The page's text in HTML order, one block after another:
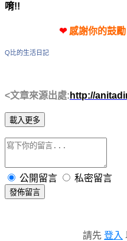
唷!!
❤ 感謝你的鼓勵
Q比的生活日記
<文章來源出處: http://
載入更多
公開留言 私密留言
發佈留言
請先 登入